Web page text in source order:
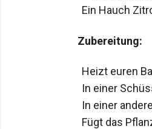
Ein Hauch
Zubereitung:
Heizt euren
In einer
In einer
Fügt das